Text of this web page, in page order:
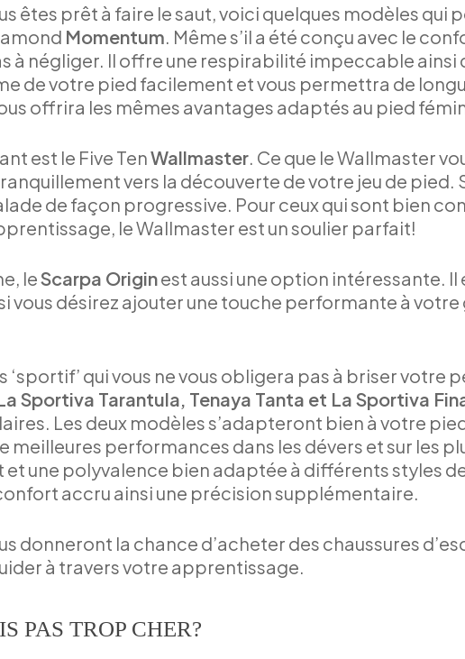
êtes prêt à faire le saut, voici quelques modèles qui
Momentum. Même s’il a été conçu avec le
à négliger. Il offre une respirabilité impeccable ainsi
de votre pied facilement et vous permettra de
offrira les mêmes avantages adaptés au pied
est le Five TenWallmaster. Ce que le Wallmaster
vers la découverte de votre jeu de pied.
de façon progressive. Pour ceux qui sont bien
le Wallmaster est un soulier parfait!
leScarpa Originest aussi une option intéressante.
vous désirez ajouter une touche performante à
‘sportif’ qui vous ne vous obligera pas à briser votre
Sportiva Tarantula, Tenaya Tanta et La Sportiva
Les deux modèles s’adapteront bien à votre
performances dans les dévers et sur les
et une polyvalence bien adaptée à différents styles
accru ainsi une précision supplémentaire.
donneront la chance d’acheter des chaussures
à travers votre apprentissage.
PAS TROP CHER?